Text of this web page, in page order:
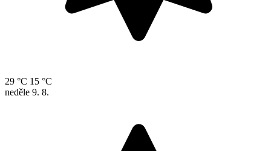
29 °C 15 °C
neděle 9. 8.